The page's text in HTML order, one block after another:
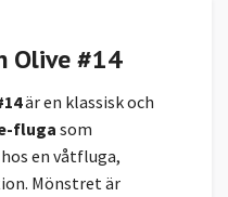
Olive #14
är en klassisk och
flugasom
en våtfluga,
Mönstret är